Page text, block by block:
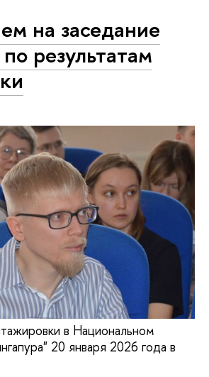
на заседание
результатам
в Национальном
20 января 2026 года в